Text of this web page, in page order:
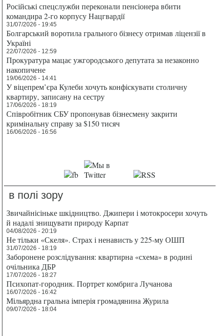
Російські спецслужби переконали пенсіонера вбити
командира 2-го корпусу Нацгвардії
31/07/2026 - 19:45
Болгарський воротила грального бізнесу отримав ліцензії в
Україні
22/07/2026 - 12:59
Прокуратура мацає ужгородського депутата за незаконно
накопичене
19/06/2026 - 14:41
У віцепрем’єра Кулеби хочуть конфіскувати столичну
квартиру, записану на сестру
17/06/2026 - 18:19
Співробітник СБУ пропонував бізнесмену закрити
кримінальну справу за $150 тисяч
16/06/2026 - 16:56
в полі зору
Звичайнісіньке шкідництво. Джипери і мотокросери хочуть
й надалі знищувати природу Карпат
04/08/2026 - 20:19
Не тільки «Скеля». Страх і ненависть у 225-му ОШП
31/07/2026 - 18:19
Заборонене розслідування: квартирна «схема» в родині
очільника ДБР
17/07/2026 - 18:27
Психопат-городник. Портрет комбрига Лучанова
16/07/2026 - 16:42
Мільярдна гральна імперія громадянина Журила
09/07/2026 - 18:04